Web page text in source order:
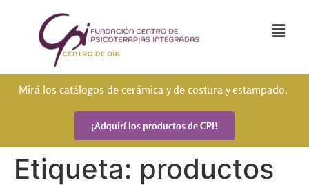
Mirá los catálogos de cerámica y de costura y estampado.
¡Adquirí los productos de CPI!
Etiqueta: productos